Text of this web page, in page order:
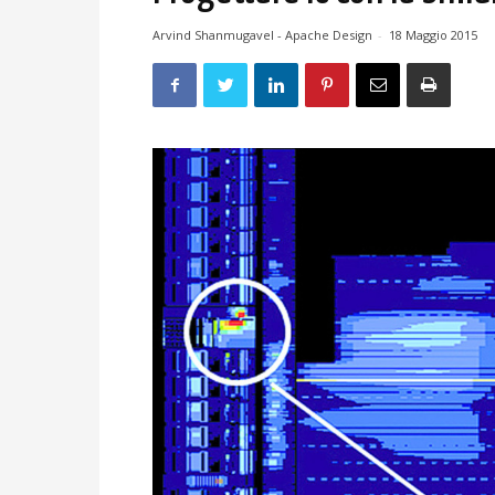
Arvind Shanmugavel - Apache Design - 18 Maggio 2015